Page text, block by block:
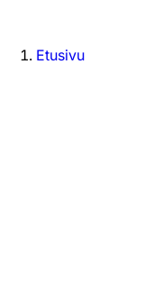
Etusivu